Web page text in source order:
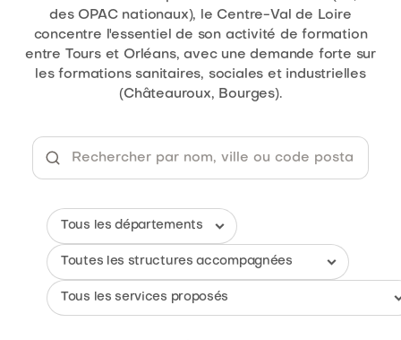
des OPAC nationaux), le Centre-Val de Loire
concentre l'essentiel de son activité de formation
entre Tours et Orléans, avec une demande forte sur
les formations sanitaires, sociales et industrielles
(Châteauroux, Bourges).